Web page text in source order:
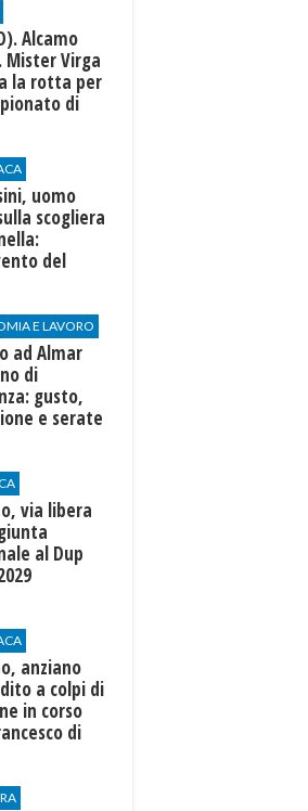
Alcamo
Mister Virga
la rotta per
di
uomo
scogliera
del
E LAVORO
ad Almar
di
gusto,
e serate
via libera
al Dup
anziano
a colpi di
in corso
di